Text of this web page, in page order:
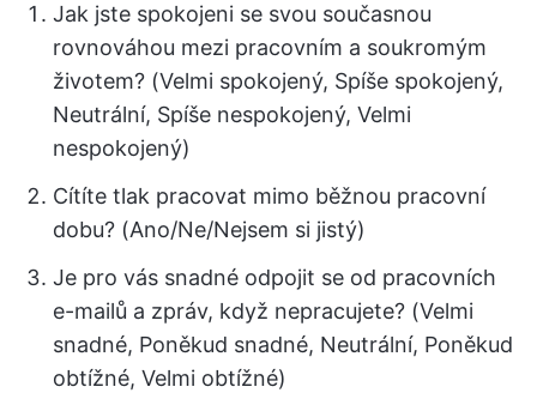
Jak jste spokojeni se svou současnou
rovnováhou mezi pracovním a soukromým
životem? (Velmi spokojený, Spíše spokojený,
Neutrální, Spíše nespokojený, Velmi
nespokojený)
Cítíte tlak pracovat mimo běžnou pracovní
dobu? (Ano/Ne/Nejsem si jistý)
Je pro vás snadné odpojit se od pracovních
e-mailů a zpráv, když nepracujete? (Velmi
snadné, Poněkud snadné, Neutrální, Poněkud
obtížné, Velmi obtížné)